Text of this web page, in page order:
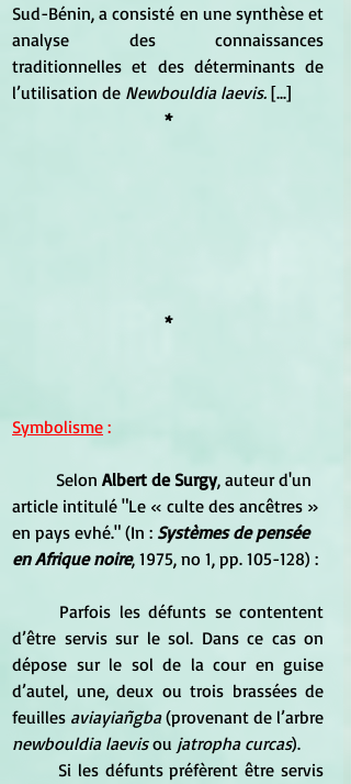
Sud-Bénin, a consisté en une synthèse et
analyse des connaissances
traditionnelles et des déterminants de
l’utilisation de Newbouldia laevis. [...]
*
*
Symbolisme :
	Selon
Albert de Surgy, auteur d'un
article intitulé "Le « culte des ancêtres »
en pays evhé." (In : Systèmes de pensée
en Afrique noire, 1975, no 1, pp. 105-128) :
d’être servis sur le sol. Dans ce cas on
dépose sur le sol de la cour en guise
d’autel, une, deux ou trois brassées de
feuilles aviayiañgba
newbouldia laevis ou jatropha curcas).